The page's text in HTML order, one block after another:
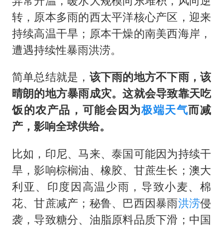
转，原本多雨的西太平洋核心产区，迎来
持续高温干旱；原本干燥的南美西海岸，
遭遇持续性暴雨洪涝。
简单总结就是， 该下雨的地方不下雨，该
晴朗的地方暴雨成灾。这就会导致靠天吃
饭的农产品，可能会因为极端天气而减
产，影响全球供给。
比如，印尼、马来、泰国可能因为持续干
旱，影响棕榈油、橡胶、甘蔗生长；澳大
利亚、印度因高温少雨，导致小麦、棉
花、甘蔗减产；秘鲁、巴西因暴雨洪涝侵
袭，导致糖分、油脂原料品质下滑；中国